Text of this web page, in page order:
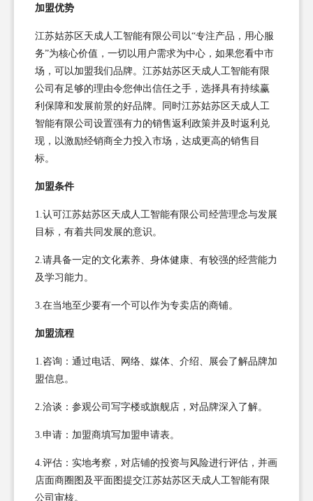
加盟优势
江苏姑苏区天成人工智能有限公司以“专注产品，用心服
务”为核心价值，一切以用户需求为中心，如果您看中市
场，可以加盟我们品牌。江苏姑苏区天成人工智能有限
公司有足够的理由令您伸出信任之手，选择具有持续赢
利保障和发展前景的好品牌。同时江苏姑苏区天成人工
智能有限公司设置强有力的销售返利政策并及时返利兑
现，以激励经销商全力投入市场，达成更高的销售目
标。
加盟条件
1.认可江苏姑苏区天成人工智能有限公司经营理念与发展
目标，有着共同发展的意识。
2.请具备一定的文化素养、身体健康、有较强的经营能力
及学习能力。
3.在当地至少要有一个可以作为专卖店的商铺。
加盟流程
1.咨询：通过电话、网络、媒体、介绍、展会了解品牌加
盟信息。
2.洽谈：参观公司写字楼或旗舰店，对品牌深入了解。
3.申请：加盟商填写加盟申请表。
4.评估：实地考察，对店铺的投资与风险进行评估，并画
店面商圈图及平面图提交江苏姑苏区天成人工智能有限
公司审核。